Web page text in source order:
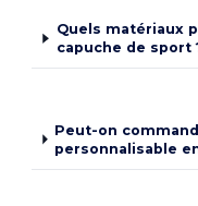
Quels matériaux
capuche de sport
Peut-on
personnalisable